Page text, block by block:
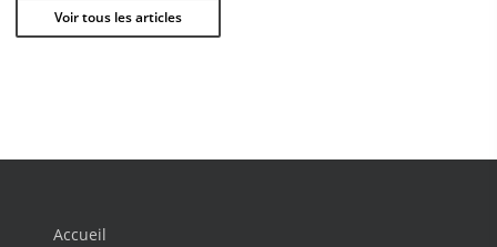
Voir tous les articles
Accueil